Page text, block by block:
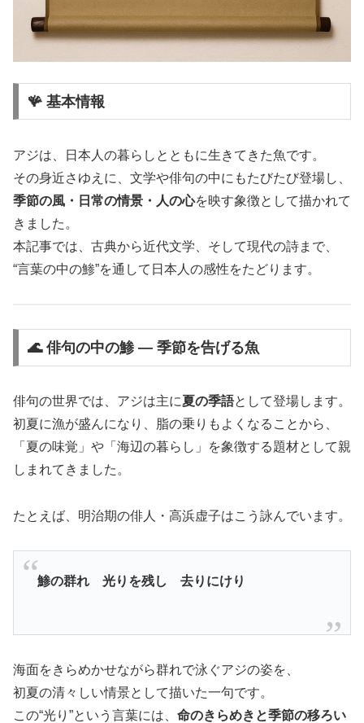
🪸 基本情報
アジは、日本人の暮らしとともに生きてきた魚です。
その身近さゆえに、文学や俳句の中にもたびたび登場し、
季節の風・日常の情景・人の心を映す象徴として描かれて
きました。
本記事では、古典から近代文学、そして現代の詩まで、
“言葉の中の鯵”を通して日本人の感性をたどります。
🌊 俳句の中の鯵 ― 季節を告げる魚
俳句の世界では、アジは主に夏の季語として登場します。
初夏に漁が盛んになり、脂の乗りもよくなることから、
「夏の味覚」や「海辺の暮らし」を象徴する題材として親
しまれてきました。
たとえば、明治期の俳人・高浜虚子はこう詠んでいます。
鯵の群れ 光りを残し 去りにけり
海面をきらめかせながら群れで泳ぐアジの姿を、
初夏の清々しい情景として描いた一句です。
この“光り”という言葉には、 命のきらめきと季節の移ろい